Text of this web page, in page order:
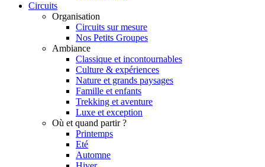
Circuits
Organisation
Circuits sur mesure
Nos Petits Groupes
Ambiance
Classique et incontournables
Culture & expériences
Nature et grands paysages
Famille et enfants
Trekking et aventure
Luxe et exception
Où et quand partir ?
Printemps
Eté
Automne